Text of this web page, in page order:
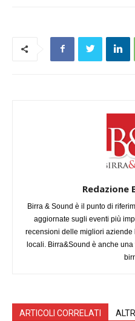
Redazione
Birra & Sound è il punto di
aggiornate sugli eventi più
recensioni delle migliori
locali. Birra&Sound è anche
ARTICOLI CORRELATI